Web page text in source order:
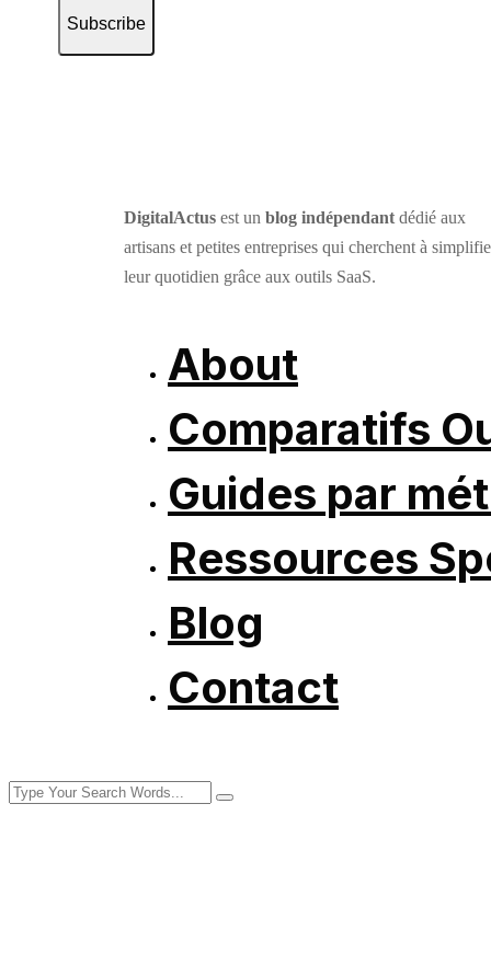
Subscribe
DigitalActus est un blog indépendant dédié aux
artisans et petites entreprises qui cherchent à
leur quotidien grâce aux outils SaaS.
About
Comparatifs
Guides par
Ressources
Blog
Contact